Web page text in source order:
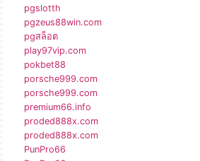
pgslotth
pgzeus88win.com
pgสล็อต
play97vip.com
pokbet88
porsche999.com
porsche999.com
premium66.info
proded888x.com
proded888x.com
PunPro66